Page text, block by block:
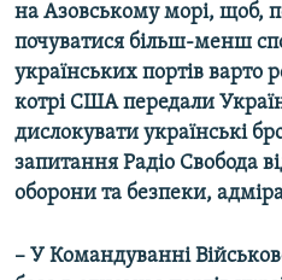
на Азовському морі, щоб,
почуватися більш-менш
українських портів варто
котрі США передали
дислокувати українські
запитання Радіо Свобода
оборони та безпеки,
– У Командуванні